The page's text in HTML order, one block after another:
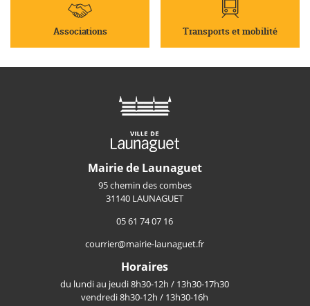
Associations Transports et mobilité
Mairie de Launaguet
95 chemin des combes
31140 LAUNAGUET
05 61 74 07 16
courrier@mairie-launaguet.fr
Horaires
du lundi au jeudi 8h30-12h / 13h30-17h30
vendredi 8h30-12h / 13h30-16h